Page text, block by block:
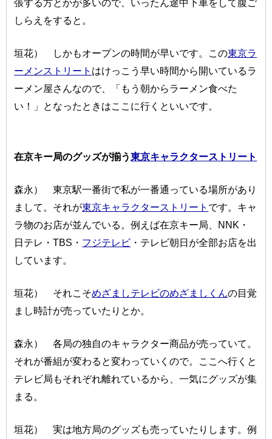
張する方とかが多いので、いったん途中下車をして腹ご
しらえをすると。
垣花） しかもオープンの時間が早いです。この東京ラ
ーメンストリート はけっこう早い時間から開いているラ
ーメン屋さんなので、「もう朝からラーメン食べた
い！」となったときはここに行くといいです。
在京キー局のグッズが揃う東京キャラクターストリート
森永） 東京駅一番街で私が一番通っている場所があり
まして。それが東京キャラクターストリート です。キャ
ラ物のお店が並んでいる。例えば在京キー局、NNK・
日テレ・TBS・ フジテレビ ・テレビ朝日が全部お店を出
しています。
垣花） それこそめざましテレビのめざましくんの目覚
まし時計が売っていたりとか。
森永） 各局の独自のキャラクター商品が売っていて。
それが番組が変わると変わっていくので。ここへ行くと
テレビ局もそれぞれ離れているから、一気にグッズが集
まる。
垣花） 実は地方局のグッズも売っていたりします。例